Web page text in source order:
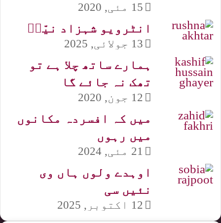
15 مئی, 2020
انٹرویو شہزاد نیّرؔ
13 جولائی, 2025
ہمارے ساتھ چلا ہے تو
تھک نہ جائے گا
12 جون, 2020
میں کہ افسردہ مکانوں
میں رہوں
21 مئی, 2024
اوہدے ولوں ہاں وی
نئیں سی
12 اکتوبر, 2025